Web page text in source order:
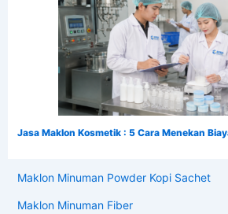
Jasa Maklon Kosmetik : 5 Cara Menekan
Maklon Minuman Powder Kopi Sachet
Maklon Minuman Fiber